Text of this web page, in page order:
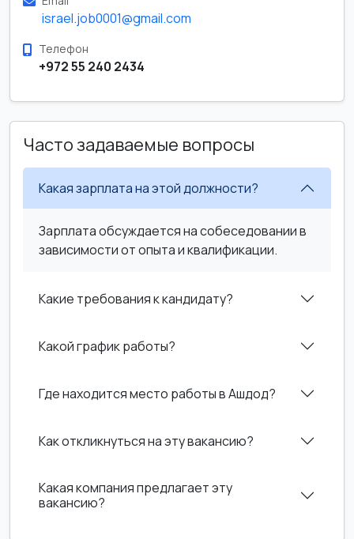
israel.job0001@gmail.com
Телефон
+972 55 240 2434
Часто задаваемые вопросы
Какая зарплата на этой должности?
Зарплата обсуждается на собеседовании в
зависимости от опыта и квалификации.
Какие требования к кандидату?
Какой график работы?
Где находится место работы в Ашдод?
Как откликнуться на эту вакансию?
Какая компания предлагает эту
вакансию?